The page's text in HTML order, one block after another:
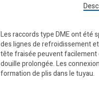
Les raccords type DME ont été
des lignes de refroidissement
tête fraisée peuvent
douille prolongée. Les
formation de plis dans le tuyau.